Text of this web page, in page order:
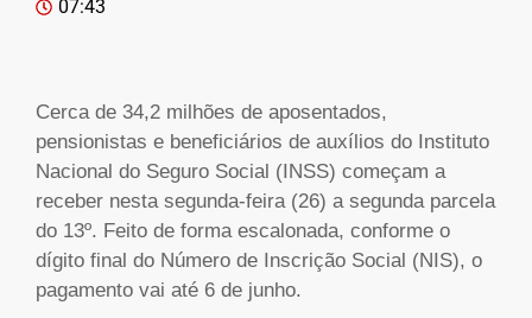
07:43
Cerca de 34,2 milhões de aposentados,
pensionistas e beneficiários de auxílios do Instituto
Nacional do Seguro Social (INSS) começam a
receber nesta segunda-feira (26) a segunda parcela
do 13º. Feito de forma escalonada, conforme o
dígito final do Número de Inscrição Social (NIS), o
pagamento vai até 6 de junho.